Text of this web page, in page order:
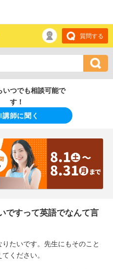
質問する
いつでも相談可能で
す！
講師に聞く
ですって英語でなんて言
たいです。先生にもそのこと
ください。